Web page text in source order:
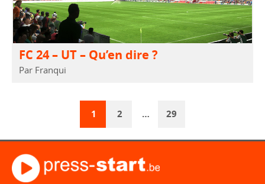
FC 24 – UT – Qu’en dire ?
Par Franqui
1 2 … 29